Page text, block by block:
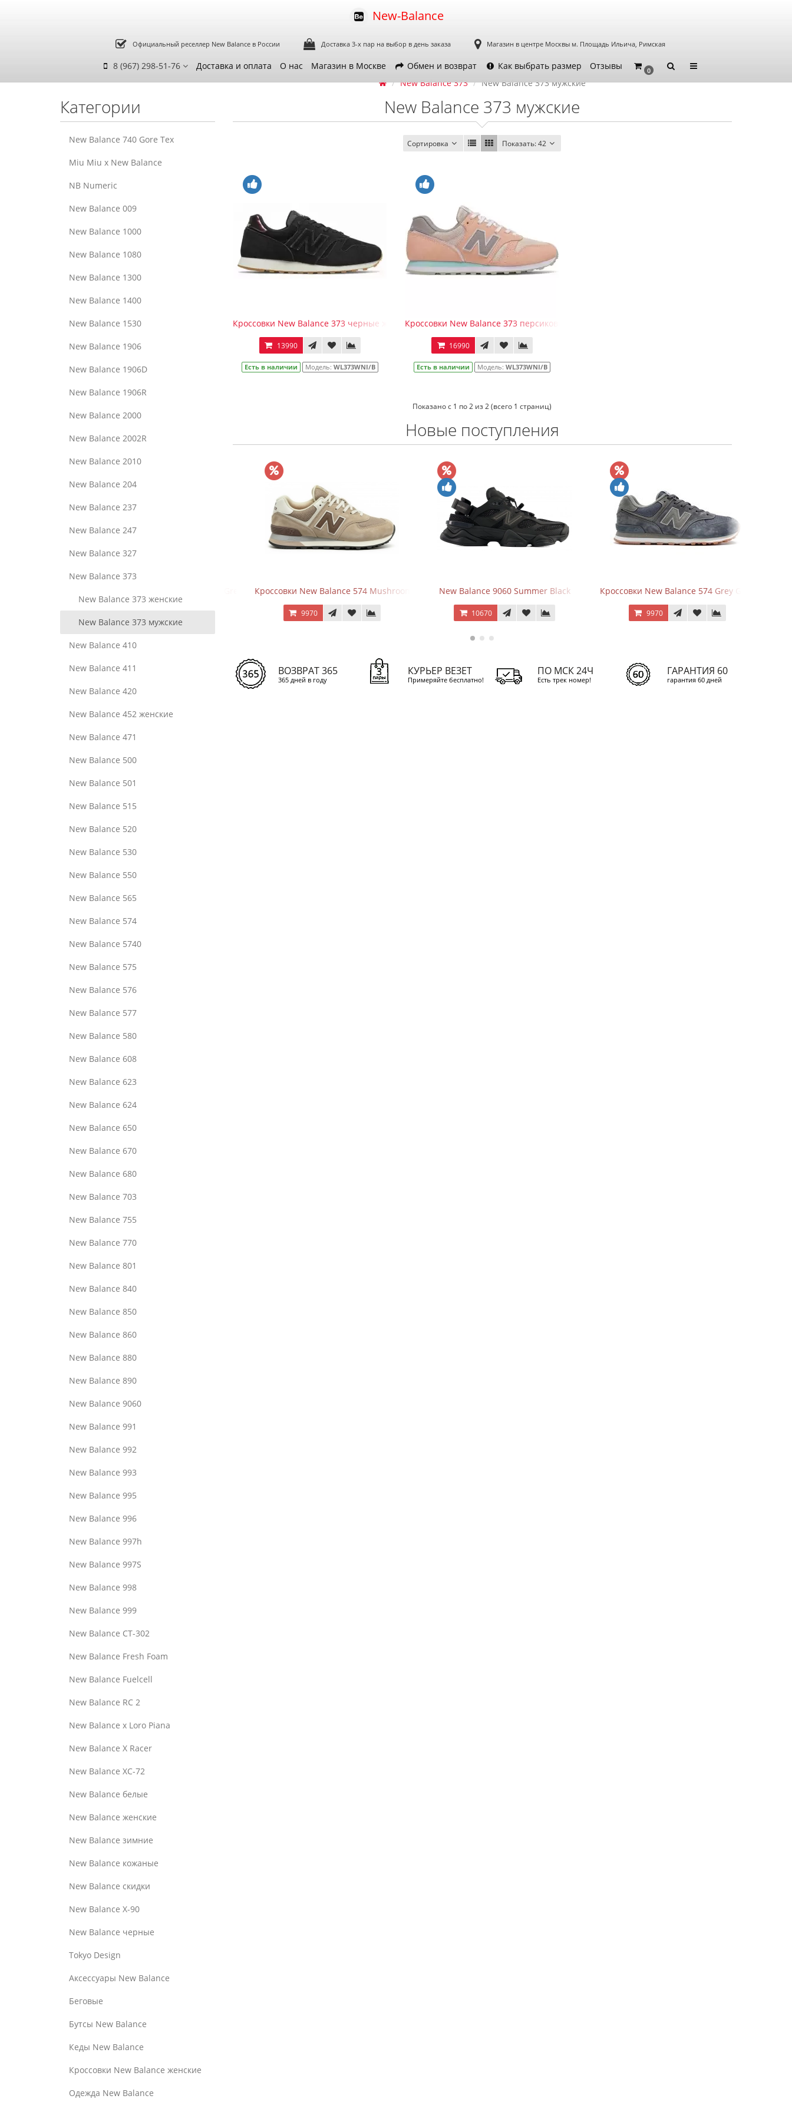
New-Balance
Официальный реселлер New Balance в России Доставка 3-х пар на выбор в день заказа Магазин в центре Москвы м. Площадь Ильича, Римская
8 (967) 298-51-76 Доставка и оплата О нас Магазин в Москве Обмен и возврат Как выбрать размер Отзывы 0
Категории
New Balance 740 Gore Tex
Miu Miu x New Balance
NB Numeric
New Balance 009
New Balance 1000
New Balance 1080
New Balance 1300
New Balance 1400
New Balance 1530
New Balance 1906
New Balance 1906D
New Balance 1906R
New Balance 2000
New Balance 2002R
New Balance 2010
New Balance 204
New Balance 237
New Balance 247
New Balance 327
New Balance 373
New Balance 373 женские
New Balance 373 мужские
New Balance 410
New Balance 411
New Balance 420
New Balance 452 женские
New Balance 471
New Balance 500
New Balance 501
New Balance 515
New Balance 520
New Balance 530
New Balance 550
New Balance 565
New Balance 574
New Balance 5740
New Balance 575
New Balance 576
New Balance 577
New Balance 580
New Balance 608
New Balance 623
New Balance 624
New Balance 650
New Balance 670
New Balance 680
New Balance 703
New Balance 755
New Balance 770
New Balance 801
New Balance 840
New Balance 850
New Balance 860
New Balance 880
New Balance 890
New Balance 9060
New Balance 991
New Balance 992
New Balance 993
New Balance 995
New Balance 996
New Balance 997h
New Balance 997S
New Balance 998
New Balance 999
New Balance CT-302
New Balance Fresh Foam
New Balance Fuelcell
New Balance RC 2
New Balance x Loro Piana
New Balance X Racer
New Balance XC-72
New Balance белые
New Balance женские
New Balance зимние
New Balance кожаные
New Balance скидки
New Balance Х-90
New Balance черные
Tokyo Design
Аксессуары New Balance
Беговые
Бутсы New Balance
Кеды New Balance
Кроссовки New Balance женские
Одежда New Balance
New Balance 373 New Balance 373 мужские
New Balance 373 мужские
Сортировка Показать:42
Кроссовки New Balance 373 черные женские (36-41)
13990
Есть в наличии Модель: WL373WNI/B
Кроссовки New Balance 373 персиковые
16990
Есть в наличии Модель:WL373WNI/B
Показано с 1 по 2 из 2 (всего 1 страниц)
Новые поступления
Кроссовки New Balance 574 Mushroom Sea Salt
9970
New Balance 9060 Summer Black
10670
Кроссовки New Balance 574 Grey Gum
9970
ВОЗВРАТ 365
365 дней в году
КУРЬЕР ВЕЗЕТ
Примеряйте бесплатно!
ПО МСК 24Ч
Есть трек номер!
ГАРАНТИЯ 60
гарантия 60 дней